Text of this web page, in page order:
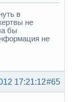
в
не
бы
не
#65
17:21:12